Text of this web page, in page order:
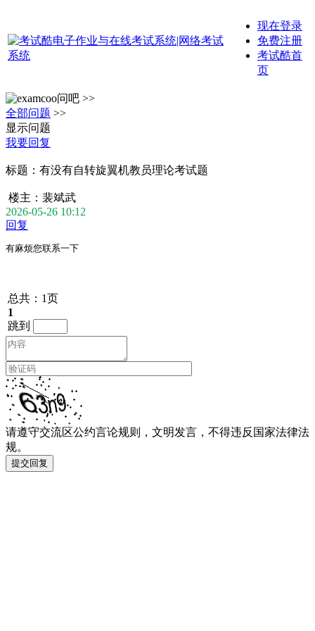
现在登录
免费注册
考试酷首
页
问吧 >>
全部问题 >>
显示问题
我要回复
标题： 有没有自转旋翼机教员理论考试题
楼主： 裴斌武
2026-05-26 10:12
回复
有麻烦您联系一下
总共：1页
1
跳到
请遵守交流区公约言论规则，文明发言，不得违反国家法律法
规。
提交回复